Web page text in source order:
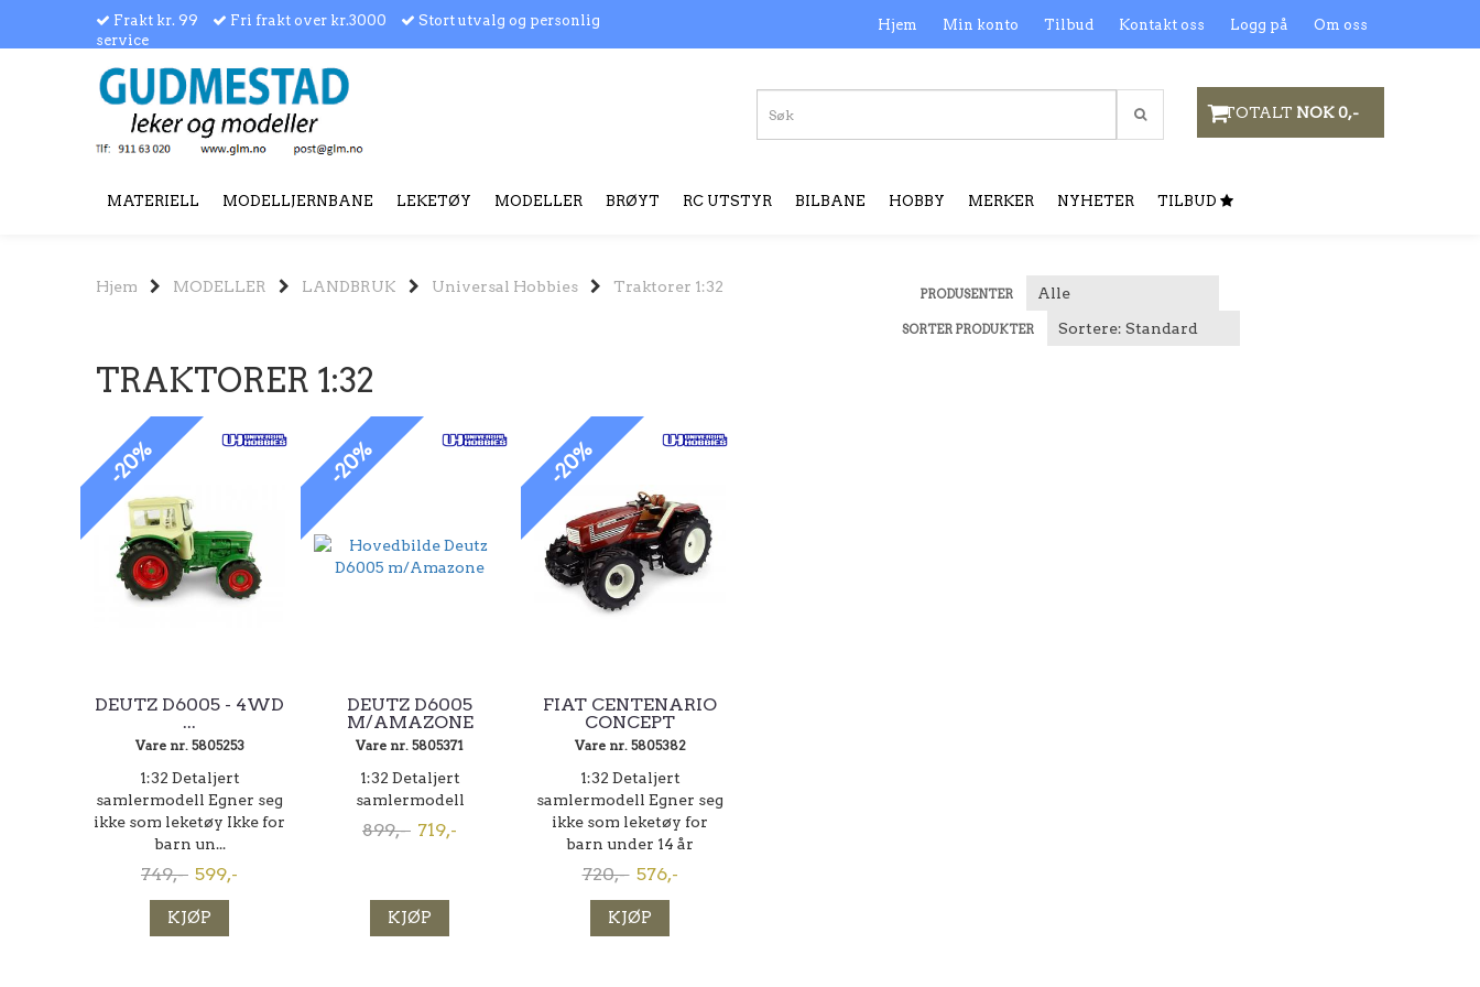
Frakt kr. 99 Fri frakt over kr.3000
Stort utvalg og personlig
service
Hjem Min konto Tilbud Kontakt oss Logg på Om oss
TOTALT NOK 0,-
MATERIELL MODELLJERNBANE LEKETØY MODELLER BRØYT RC UTSTYR BILBANE HOBBY MERKER NYHETER TILBUD
Hjem MODELLER LANDBRUK Universal Hobbies Traktorer 1:32 PRODUSENTER
SORTER PRODUKTER
TRAKTORER 1:32
-20%
DEUTZ D6005 - 4WD
...
Vare nr. 5805253
1:32 Detaljert
samlermodell Egner seg
ikke som leketøy Ikke for
barn un...
749,- 599,-
KJØP
-20%
DEUTZ D6005
M/AMAZONE
Vare nr. 5805371
1:32 Detaljert
samlermodell
899,- 719,-
KJØP
-20%
FIAT CENTENARIO
CONCEPT
Vare nr. 5805382
1:32 Detaljert
samlermodell Egner seg
ikke som leketøy for
barn under 14 år
720,- 576,-
KJØP